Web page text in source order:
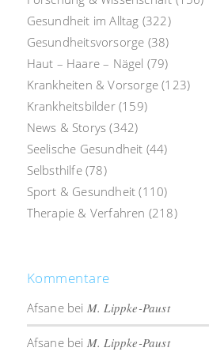
Gesundheit im Alltag (322)
Gesundheitsvorsorge (38)
Haut – Haare – Nägel (79)
Krankheiten & Vorsorge (123)
Krankheitsbilder(159)
News & Storys (342)
Seelische Gesundheit (44)
Selbsthilfe(78)
Sport & Gesundheit (110)
Therapie & Verfahren (218)
Kommentare
Afsanebei M. Lippke-Paust
Afsanebei M. Lippke-Paust